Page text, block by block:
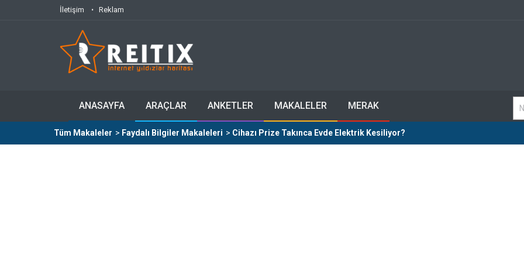
İletişim Reklam
ANASAYFA ARAÇLAR ANKETLER MAKALELER MERAK
Tüm Makaleler > Faydalı Bilgiler Makaleleri > Cihazı Prize Takınca Evde Elektrik Kesiliyor?